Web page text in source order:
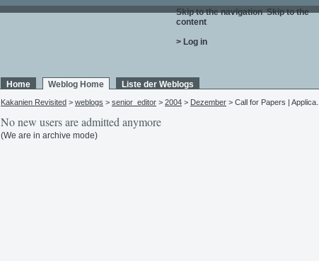
Skip to the navigation. Skip to the
content.
> Log in
Home Weblog Home Liste der Weblogs
Kakanien Revisited > weblogs > senior_editor > 2004 > Dezember > Call for Papers | Applica...
No new users are admitted anymore
(We are in archive mode)